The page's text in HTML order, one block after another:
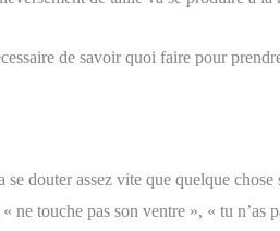
de savoir quoi faire pour
douter assez vite que quelque
touche pas son ventre », « tu n’as